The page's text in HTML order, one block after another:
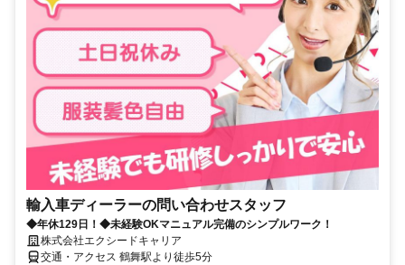
輸入車ディーラーの問い合わせスタッフ
◆年休129日！◆未経験OKマニュアル完備のシンプルワーク！
株式会社エクシードキャリア
交通・アクセス 鶴舞駅より徒歩5分